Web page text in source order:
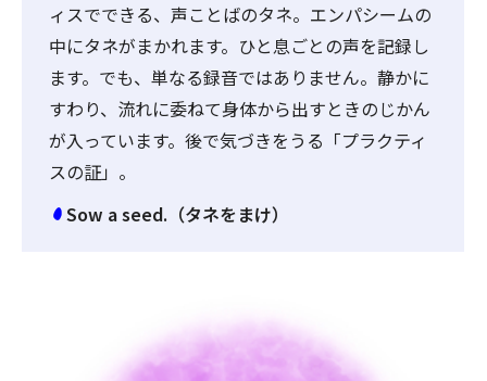
ィスでできる、声ことばのタネ。エンパシームの
中にタネがまかれます。ひと息ごとの声を記録し
ます。でも、単なる録音ではありません。静かに
すわり、流れに委ねて身体から出すときのじかん
が入っています。後で気づきをうる「プラクティ
スの証」。
Sow a seed.（タネをまけ）